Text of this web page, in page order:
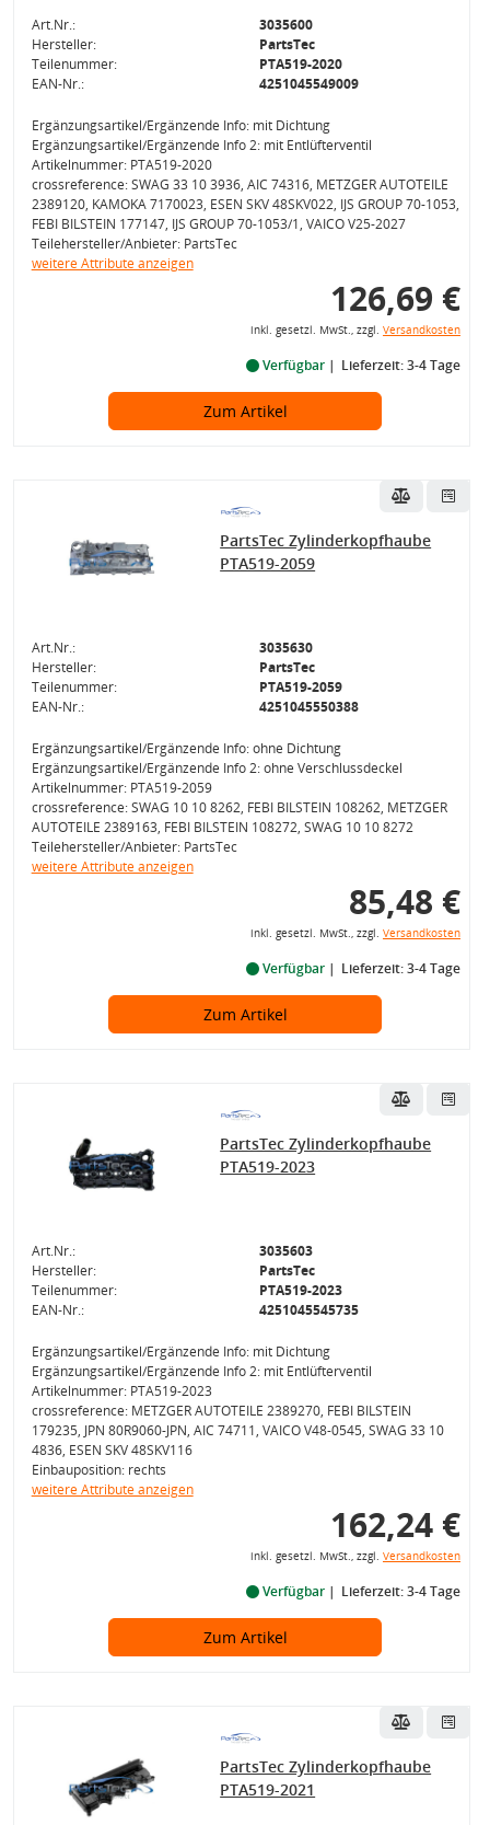
Art.Nr.:
3035600
Hersteller:
PartsTec
Teilenummer:
PTA519-2020
EAN-Nr.:
4251045549009
Ergänzungsartikel/Ergänzende Info: mit Dichtung
Ergänzungsartikel/Ergänzende Info 2: mit Entlüfterventil
Artikelnummer: PTA519-2020
crossreference: SWAG 33 10 3936, AIC 74316, METZGER AUTOTEILE
2389120, KAMOKA 7170023, ESEN SKV 48SKV022, IJS GROUP 70-1053,
FEBI BILSTEIN 177147, IJS GROUP 70-1053/1, VAICO V25-2027
Teilehersteller/Anbieter: PartsTec
weitere Attribute anzeigen
126,69 €
inkl. gesetzl. MwSt., zzgl. Versandkosten
Verfügbar Lieferzeit: 3-4 Tage
Zum Artikel
PartsTec Zylinderkopfhaube
PTA519-2059
Art.Nr.:
3035630
Hersteller:
PartsTec
Teilenummer:
PTA519-2059
EAN-Nr.:
4251045550388
Ergänzungsartikel/Ergänzende Info: ohne Dichtung
Ergänzungsartikel/Ergänzende Info 2: ohne Verschlussdeckel
Artikelnummer: PTA519-2059
crossreference: SWAG 10 10 8262, FEBI BILSTEIN 108262, METZGER
AUTOTEILE 2389163, FEBI BILSTEIN 108272, SWAG 10 10 8272
Teilehersteller/Anbieter: PartsTec
weitere Attribute anzeigen
85,48 €
inkl. gesetzl. MwSt., zzgl. Versandkosten
Verfügbar Lieferzeit: 3-4 Tage
Zum Artikel
PartsTec Zylinderkopfhaube
PTA519-2023
Art.Nr.:
3035603
Hersteller:
PartsTec
Teilenummer:
PTA519-2023
EAN-Nr.:
4251045545735
Ergänzungsartikel/Ergänzende Info: mit Dichtung
Ergänzungsartikel/Ergänzende Info 2: mit Entlüfterventil
Artikelnummer: PTA519-2023
crossreference: METZGER AUTOTEILE 2389270, FEBI BILSTEIN
179235, JPN 80R9060-JPN, AIC 74711, VAICO V48-0545, SWAG 33 10
4836, ESEN SKV 48SKV116
Einbauposition: rechts
weitere Attribute anzeigen
162,24 €
inkl. gesetzl. MwSt., zzgl. Versandkosten
Verfügbar Lieferzeit: 3-4 Tage
Zum Artikel
PartsTec Zylinderkopfhaube
PTA519-2021